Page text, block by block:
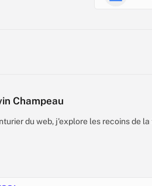
Champeau
du web, j'explore les recoins de